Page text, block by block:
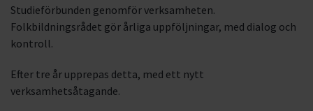
Studieförbunden genomför verksamheten.
Folkbildningsrådet gör årliga uppföljningar, med dialog och
kontroll.
Efter tre år upprepas detta, med ett nytt
verksamhetsåtagande.